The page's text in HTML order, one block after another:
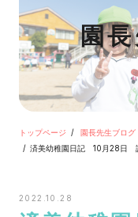
園
トップページ
園長先生ブログ
済美幼稚園日記 10月28日
2022.10.28